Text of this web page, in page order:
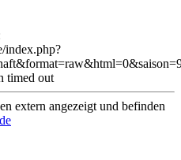
index.php?
timed out
extern angezeigt und befinden